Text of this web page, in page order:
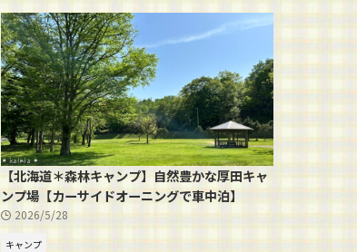
【北海道＊森林キャンプ】自然豊かな厚田キャ
ンプ場【カーサイドオーニングで車中泊】
2026/5/28
キャンプ